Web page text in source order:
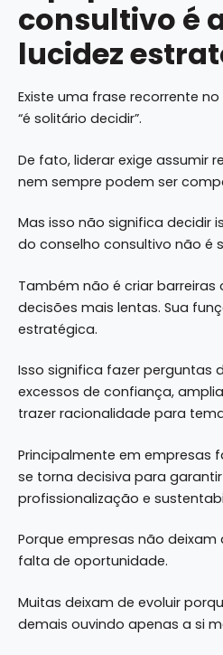
consultivo é
lucidez
Existe uma frase recorrente
“é solitário decidir”.
De fato, liderar exige assumir
nem sempre podem ser
Mas isso não significa decidir
do conselho consultivo não é
Também não é criar
decisões mais lentas. Sua
estratégica.
Isso significa fazer perguntas
excessos de confiança,
trazer racionalidade para
Principalmente em empresas
se torna decisiva para
profissionalização e
Porque empresas não
falta de oportunidade.
Muitas deixam de evoluir
demais ouvindo apenas a si